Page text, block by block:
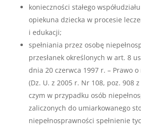
konieczności stałego
opiekuna dziecka w procesie
i edukacji;
spełniania przez osobę
przesłanek określonych w art. 8
dnia 20 czerwca 1997 r. – Prawo
(Dz. U. z 2005 r. Nr 108, poz. 908
czym w przypadku osób
zaliczonych do umiarkowanego
niepełnosprawności spełnienie